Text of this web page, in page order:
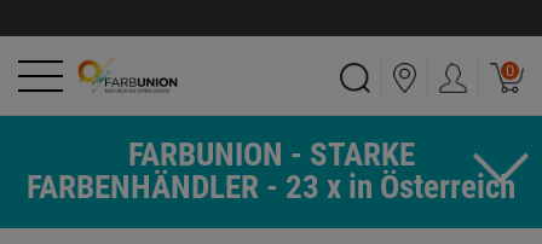
0
FARBUNION - STARKE
FARBENHÄNDLER - 23 x in Österreich